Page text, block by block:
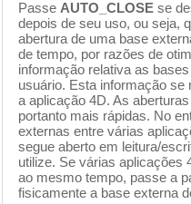
Passe AUTO_CLOSE se
depois de seu uso, ou seja,
abertura de uma base
de tempo, por razões de
informação relativa as
usuário. Esta informação
a aplicação 4D. As
portanto mais rápidas. No
externas entre várias
segue aberto em leitura/
utilize. Se várias aplicações
ao mesmo tempo, passe a
fisicamente a base externa